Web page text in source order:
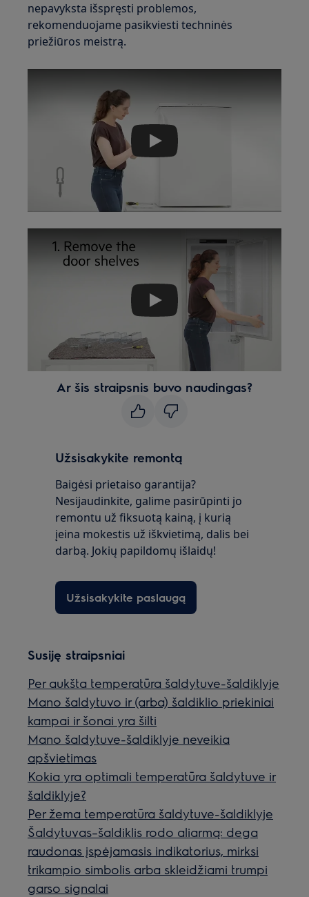
nepavyksta išspręsti problemos,
rekomenduojame pasikviesti techninės
priežiūros meistrą.
Play
Play
Ar šis straipsnis buvo naudingas?
Užsisakykite remontą
Baigėsi prietaiso garantija?
Nesijaudinkite, galime pasirūpinti jo
remontu už fiksuotą kainą, į kurią
įeina mokestis už iškvietimą, dalis bei
darbą. Jokių papildomų išlaidų!
Užsisakykite paslaugą
Susiję straipsniai
Per aukšta temperatūra šaldytuve-šaldiklyje
Mano šaldytuvo ir (arba) šaldiklio priekiniai
kampai ir šonai yra šilti
Mano šaldytuve-šaldiklyje neveikia
apšvietimas
Kokia yra optimali temperatūra šaldytuve ir
šaldiklyje?
Per žema temperatūra šaldytuve-šaldiklyje
Šaldytuvas–šaldiklis rodo aliarmą: dega
raudonas įspėjamasis indikatorius, mirksi
trikampio simbolis arba skleidžiami trumpi
garso signalai